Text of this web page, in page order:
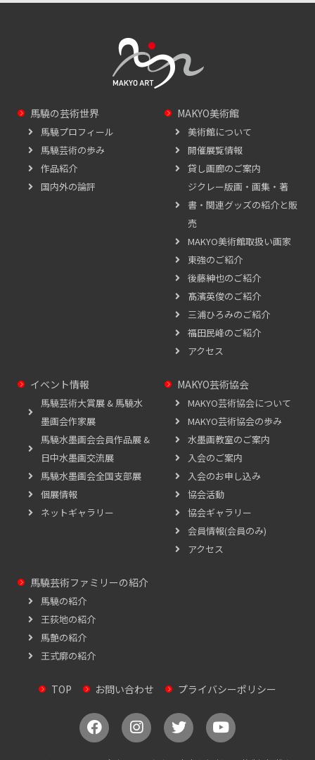
馬驍の芸術世界
馬驍プロフィール
馬驍芸術の歩み
作品紹介
国内外の論評
MAKYO美術館
美術館について
開催展覧情報
貸し画廊のご案内
ジクレー版画・画集・著
書・関連グッズの紹介と販
売
MAKYO美術館取扱い画家
東強のご紹介
後藤紳也のご紹介
髙濱英俊のご紹介
三浦ひろみのご紹介
福田民峰のご紹介
アクセス
イベント情報
馬驍芸術大賞展 & 馬驍水
墨画会作家展
馬驍水墨画会会員作品展 &
日中水墨画交流展
馬驍水墨画会全国支部展
個展情報
ネットギャラリー
MAKYO芸術協会
MAKYO芸術協会について
MAKYO芸術協会の歩み
水墨画教室のご案内
入会のご案内
入会のお申し込み
協会活動
協会ギャラリー
会員情報(会員のみ)
アクセス
馬驍芸術ファミリーの紹介
馬驍の紹介
王荻地の紹介
馬艶の紹介
王式廓の紹介
TOP お問い合わせ プライバシーポリシー